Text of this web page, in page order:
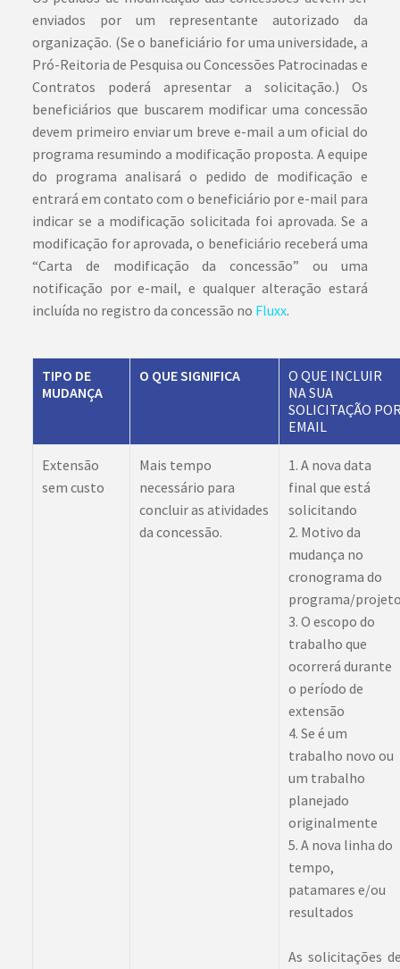
enviados por um representante autorizado da
organização. (Se o baneficiário for uma universidade, a
Pró-Reitoria de Pesquisa ou Concessões Patrocinadas e
Contratos poderá apresentar a solicitação.) Os
beneficiários que buscarem modificar uma concessão
devem primeiro enviar um breve e-mail a um oficial do
programa resumindo a modificação proposta. A equipe
do programa analisará o pedido de modificação e
entrará em contato com o beneficiário por e-mail para
indicar se a modificação solicitada foi aprovada. Se a
modificação for aprovada, o beneficiário receberá uma
“Carta de modificação da concessão” ou uma
notificação por e-mail, e qualquer alteração estará
incluída no registro da concessão no Fluxx.
TIPO DE
MUDANÇA
O QUE SIGNIFICA
O QUE INCLUIR
NA SUA
SOLICITAÇÃO
EMAIL
Extensão
sem custo
Mais tempo
necessário para
concluir as atividades
da concessão.
1. A nova data
final que está
solicitando
2. Motivo da
mudança no
cronograma do
programa/
3. O escopo do
trabalho que
ocorrerá durante
o período de
extensão
4. Se é um
trabalho novo ou
um trabalho
planejado
originalmente
5. A nova linha do
tempo,
patamares e/ou
resultados
As solicitações